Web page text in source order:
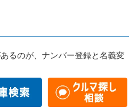
るのが、ナンバー登録と名義変
が、必要書類が多く、手続きに